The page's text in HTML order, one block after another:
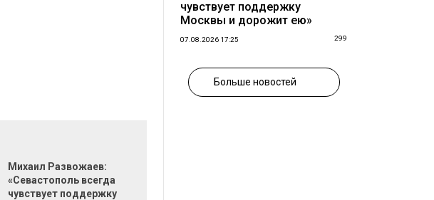
Михаил Развожаев:
«Севастополь всегда
чувствует поддержку
чувствует поддержку
Москвы и дорожит ею»
07.08.2026 17:25 299
Больше новостей